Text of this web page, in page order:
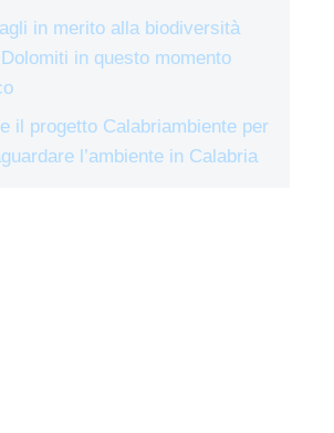
in merito alla biodiversità
in questo momento
il progetto Calabriambiente per
l’ambiente in Calabria